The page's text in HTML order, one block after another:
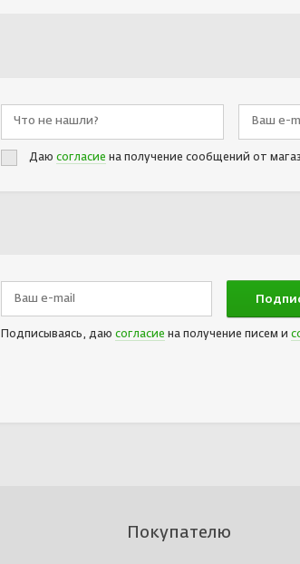
Даю согласие на получение сообщений от
Подписываясь, даю согласие на получение писем и
Покупателю